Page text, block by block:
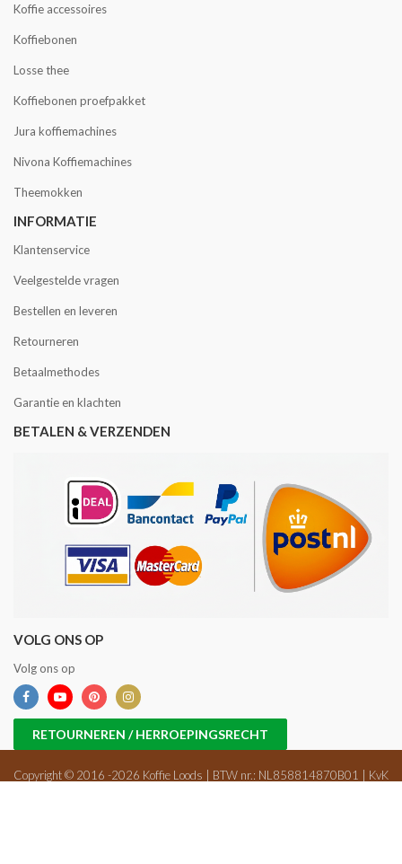
Koffie accessoires
Koffiebonen
Losse thee
Koffiebonen proefpakket
Jura koffiemachines
Nivona Koffiemachines
Theemokken
INFORMATIE
Klantenservice
Veelgestelde vragen
Bestellen en leveren
Retourneren
Betaalmethodes
Garantie en klachten
BETALEN & VERZENDEN
VOLG ONS OP
Volg ons op
RETOURNEREN / HERROEPINGSRECHT
Copyright © 2016 -2026 Koffie Loods | BTW nr.: NL858814870B01 | KvK